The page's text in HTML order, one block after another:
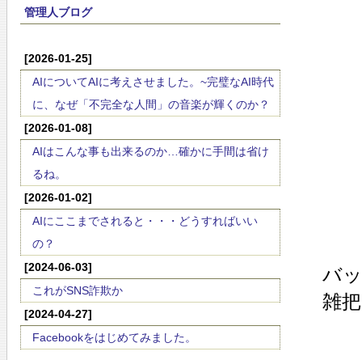
管理人ブログ
[2026-01-25]
AIについてAIに考えさせました。~完璧なAI時代
に、なぜ「不完全な人間」の音楽が輝くのか？
[2026-01-08]
AIはこんな事も出来るのか…確かに手間は省け
るね。
[2026-01-02]
AIにここまでされると・・・どうすればいい
の？
[2024-06-03]
これがSNS詐欺か
[2024-04-27]
Facebookをはじめてみました。
バ
雑